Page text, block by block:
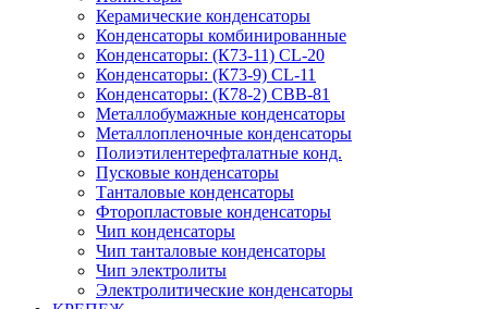
Керамические конденсаторы
Конденсаторы комбинированные
Конденсаторы: (К73-11) CL-20
Конденсаторы: (К73-9) CL-11
Конденсаторы: (К78-2) CBB-81
Металлобумажные конденсаторы
Металлопленочные конденсаторы
Полиэтилентерефталатные конд.
Пусковые конденсаторы
Танталовые конденсаторы
Фторопластовые конденсаторы
Чип конденсаторы
Чип танталовые конденсаторы
Чип электролиты
Электролитические конденсаторы